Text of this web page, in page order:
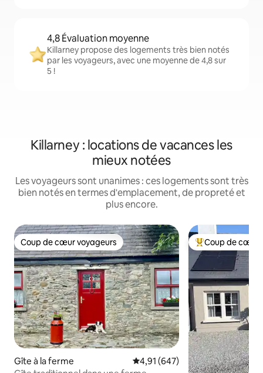
4,8 Évaluation moyenne
Killarney propose des logements très bien notés
par les voyageurs, avec une moyenne de 4,8 sur
5 !
Killarney : locations de vacances les
mieux notées
Les voyageurs sont unanimes : ces logements sont très
bien notés en termes d'emplacement, de propreté et
plus encore.
Coup de cœur voyageurs
Coup de cœur voyageurs
Gîte à la ferme Évaluation moyenne sur la
4,91 (647)
Coups de cœur
Coup de cœur